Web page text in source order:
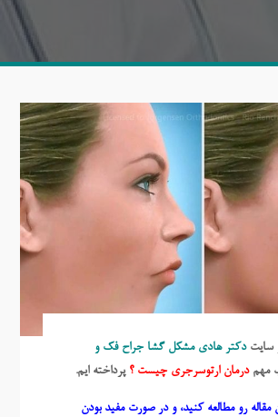
سایتدکتر هادی مشکل گشا جراح فک و
مهمدرمان ارتوسرجری چیست ؟ پرداخته ایم.
مقاله رو مطالعه کنید، و در صورت مفید بودن